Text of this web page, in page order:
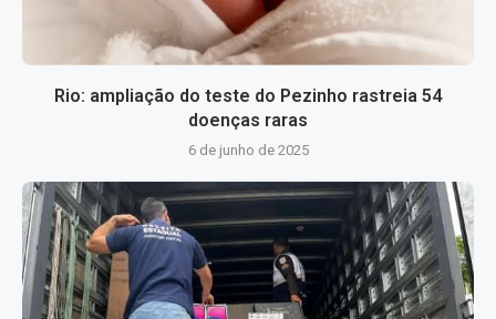
Rio: ampliação do teste do Pezinho rastreia 54
doenças raras
6 de junho de 2025